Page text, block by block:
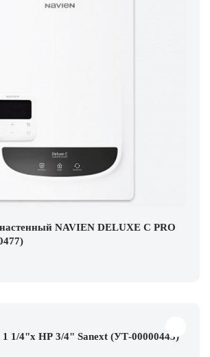
NAVIEN DELUXE С PRO
1/4"х НР 3/4" Sanext (УТ-00000443)